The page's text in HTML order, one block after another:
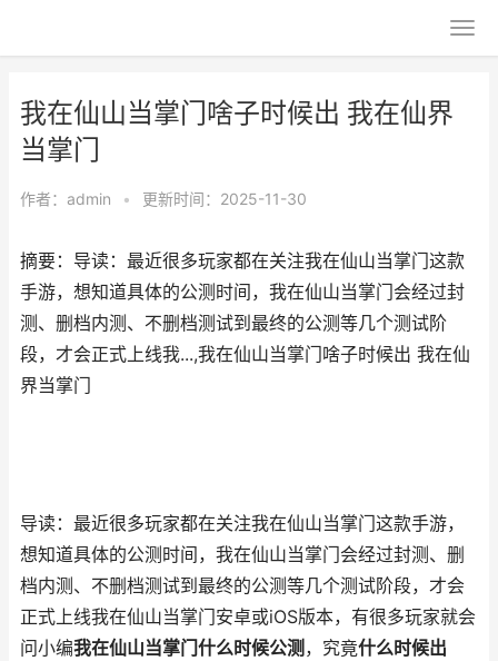
我在仙山当掌门啥子时候出 我在仙界
当掌门
作者： admin • 更新时间：2025-11-30
摘要：导读：最近很多玩家都在关注我在仙山当掌门这款
手游，想知道具体的公测时间，我在仙山当掌门会经过封
测、删档内测、不删档测试到最终的公测等几个测试阶
段，才会正式上线我...,我在仙山当掌门啥子时候出 我在仙
界当掌门
导读：最近很多玩家都在关注我在仙山当掌门这款手游，
想知道具体的公测时间，我在仙山当掌门会经过封测、删
档内测、不删档测试到最终的公测等几个测试阶段，才会
正式上线我在仙山当掌门安卓或iOS版本，有很多玩家就会
问小编我在仙山当掌门什么时候公测 ，究竟什么时候出